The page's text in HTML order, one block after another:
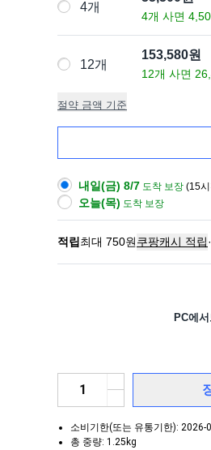
4개
4개 사면
12개
153,580원
12개 사면
절약 금액 기준
내일(금) 8/7 도착 보장 (15
오늘(목) 도착 보장
적립최대 750원쿠팡캐시 적립·
PC에
소비기한(또는 유통기한): 2026-
총 중량: 1.25kg